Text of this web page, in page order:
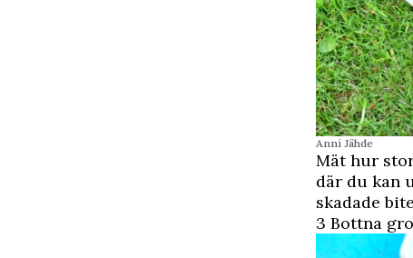
Anni Jähde
Mät hur
där du kan
skadade
3 Bottna